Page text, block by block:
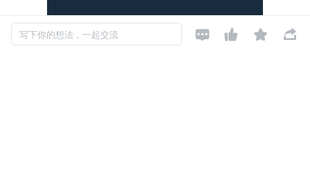
写下你的想法，一起交流    